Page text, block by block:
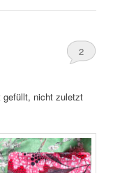
2
gefüllt, nicht zuletzt